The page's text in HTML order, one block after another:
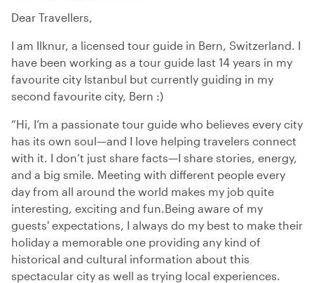
Dear Travellers,
I am Ilknur, a licensed tour guide in Bern, Switzerland. I
have been working as a tour guide last 14 years in my
favourite city Istanbul but currently guiding in my
second favourite city, Bern :)
“Hi, I’m a passionate tour guide who believes every city
has its own soul—and I love helping travelers connect
with it. I don’t just share facts—I share stories, energy,
and a big smile. Meeting with different people every
day from all around the world makes my job quite
interesting, exciting and fun.Being aware of my
guests' expectations, I always do my best to make their
holiday a memorable one providing any kind of
historical and cultural information about this
spectacular city as well as trying local experiences.